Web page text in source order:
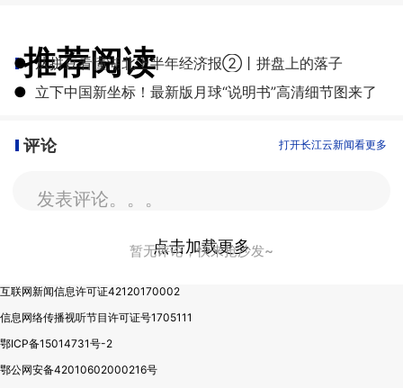
推荐阅读
● 从拼豆看懂湖北上半年经济报②丨拼盘上的落子
● 立下中国新坐标！最新版月球“说明书”高清细节图来了
评论 打开长江云新闻看更多
发表评论。。。
暂无评论，快来抢沙发~
点击加载更多
互联网新闻信息许可证42120170002
信息网络传播视听节目许可证号1705111
鄂ICP备15014731号-2
鄂公网安备42010602000216号